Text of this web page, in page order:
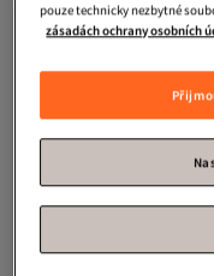
pouze technicky nezbytné
zásadách ochrany osobních